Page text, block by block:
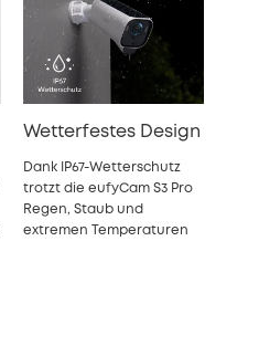
Wetterfestes Design
Dank IP67-Wetterschutz
trotzt die eufyCam S3 Pro
Regen, Staub und
extremen Temperaturen